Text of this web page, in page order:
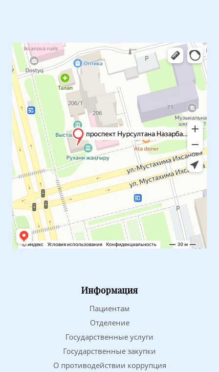
Информация
Пациентам
Отделение
Государственные услуги
Государственные закупки
О противодействии коррупция